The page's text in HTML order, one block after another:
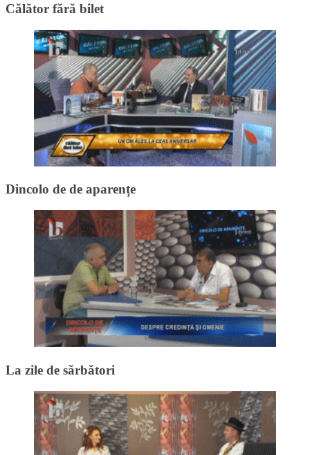
Călător fără bilet
Dincolo de de aparențe
La zile de sărbători